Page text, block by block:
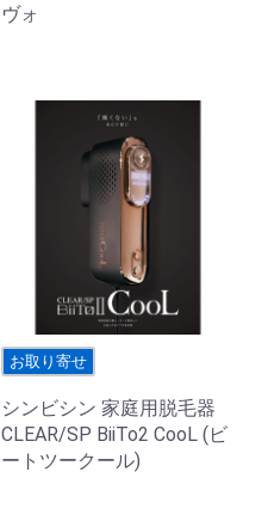
ヴォ
お取り寄せ
シンビシン 家庭用脱毛器
CLEAR/SP BiiTo2 CooL (ビ
ートツークール)